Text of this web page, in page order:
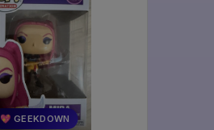
💖 GEEKDOWN